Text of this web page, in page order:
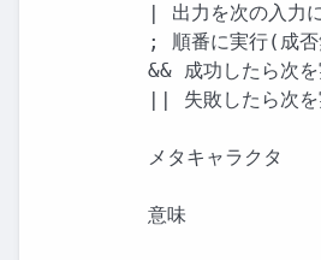
| 出力を次の入力
; 順番に実行(成否
&& 成功したら次
|| 失敗したら次を
メタキャラクタ
意味